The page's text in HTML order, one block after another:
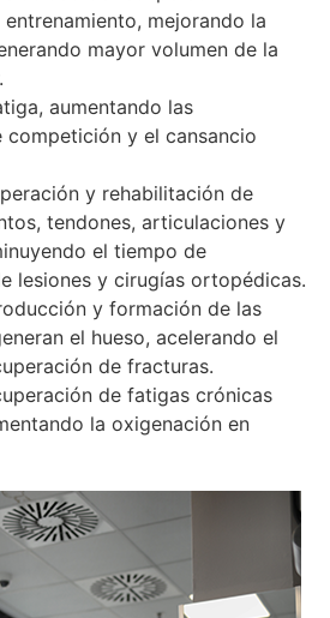
mejorando la
mayor volumen de la
aumentando las
competición y el cansancio
y rehabilitación de
tendones, articulaciones y
el tiempo de
lesiones y cirugías ortopédicas.
y formación de las
el hueso, acelerando el
de fracturas.
de fatigas crónicas
la oxigenación en